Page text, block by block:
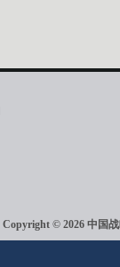
Copyright © 2026 中国